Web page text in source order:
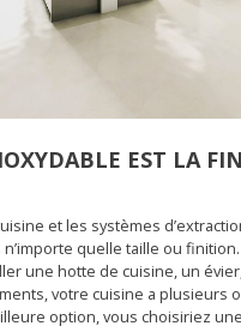
EST LA
et les systèmes
quelle taille ou
une hotte de cuisine, un
votre cuisine a plusieurs
option, vous choisiriez